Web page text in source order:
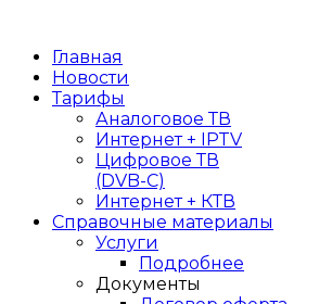
Главная
Новости
Тарифы
Аналоговое ТВ
Интернет + IPTV
Цифровое ТВ
(DVB-C)
Интернет + КТВ
Справочные материалы
Услуги
Подробнее
Документы